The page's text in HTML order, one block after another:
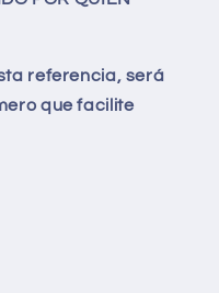
referencia, será
que facilite